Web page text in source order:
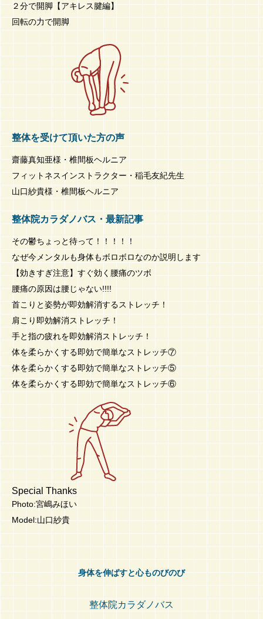
２分で開脚【アキレス腱編】
回転の力で開脚
整体を受けて頂いた方の声
齋藤真知亜様・椎間板ヘルニア
フィットネスインストラクター・稲毛友紀先生
山口紗貴様・椎間板ヘルニア
整体院カラダノバス・最新記事
その鬱ちょっと待って！！！！！
なぜ今メンタルも身体もボロボロなのか説明します
【効きすぎ注意】すぐ効く腰痛のツボ
腰痛の原因は腰じゃない!!!!
首こりと姿勢が即効解消するストレッチ！
肩こり即効解消ストレッチ！
手と指の疲れを即効解消ストレッチ！
体を柔らかくする即効で簡単なストレッチ⑦
体を柔らかくする即効で簡単なストレッチ⑤
体を柔らかくする即効で簡単なストレッチ⑥
Special Thanks
Photo:宮嶋みほい
Model:山口紗貴
身体を伸ばすと心ものびのび
整体院カラダノバス